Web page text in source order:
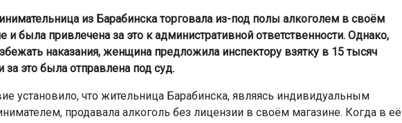
из Барабинска торговала из-под полы алкоголем в своём
и была привлечена за это к административной ответственности. Однако,
наказания, женщина предложила инспектору взятку в 15 тысяч
за это была отправлена под суд.
установило, что жительница Барабинска, являясь индивидуальным
продавала алкоголь без лицензии в своём магазине. Когда в её